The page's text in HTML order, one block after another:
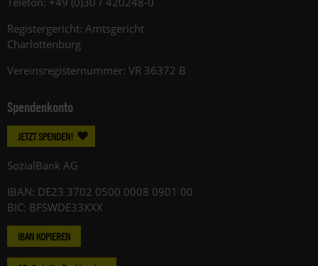
Registergericht: Amtsgericht
Charlottenburg
Vereinsregisternummer: VR 36372 B
Spendenkonto
JETZT SPENDEN!
SozialBank AG
IBAN: DE23 3702 0500 0008 0901 00
BIC: BFSWDE33XXX
IBAN KOPIEREN